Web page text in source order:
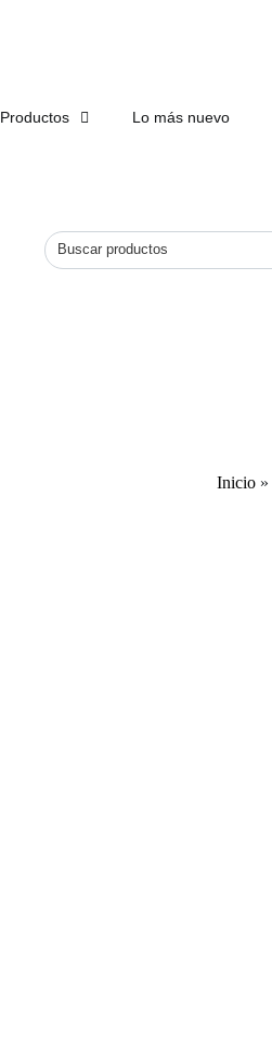
Productos Lo más nuevo
Inicio »